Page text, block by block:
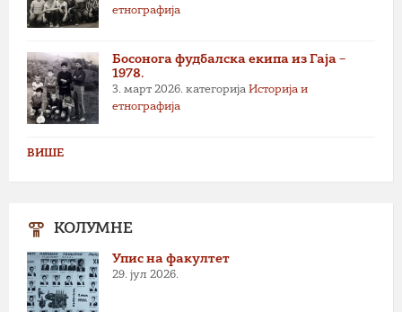
етнографија
Босонога фудбалска екипа из Гаја –
1978.
3. март 2026. категорија Историја и
етнографија
ВИШЕ
КОЛУМНЕ
Упис на факултет
29. јул 2026.